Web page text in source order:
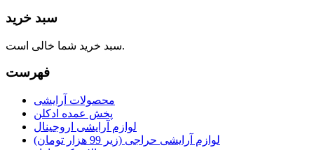
سبد خرید
سبد خرید شما خالی است.
فهرست
محصولات آرایشی
پخش عمده ادکلن
لوازم آرایشی اروجینال
لوازم آرایشی حراجی (زیر 99 هزار تومان)